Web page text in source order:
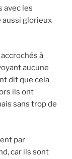
avec les
aussi glorieux
à
aucune
dit que cela
ils ont
sans trop de
par
car ils sont